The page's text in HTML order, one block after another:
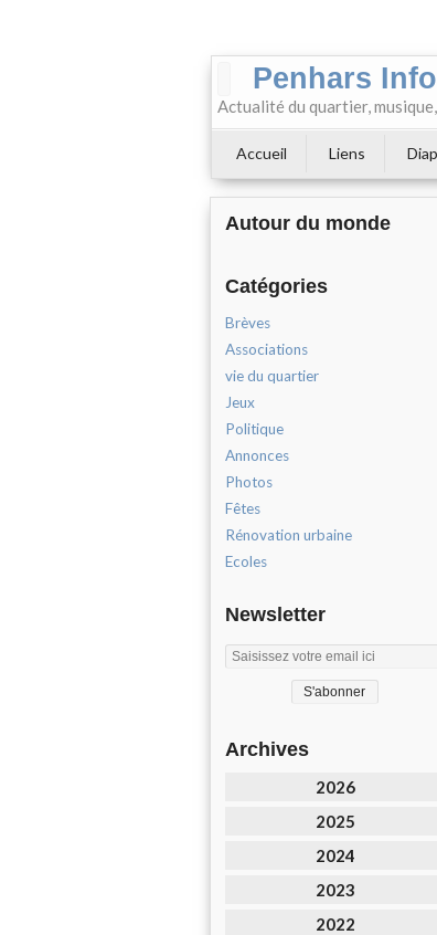
Penhars
Actualité du quartier,
Accueil Liens
Autour du monde
Catégories
Brèves
Associations
vie du quartier
Jeux
Politique
Annonces
Photos
Fêtes
Rénovation urbaine
Ecoles
Newsletter
Archives
2026
2025
2024
2023
2022